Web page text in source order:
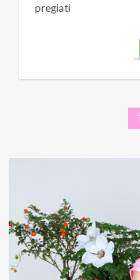
pregiati